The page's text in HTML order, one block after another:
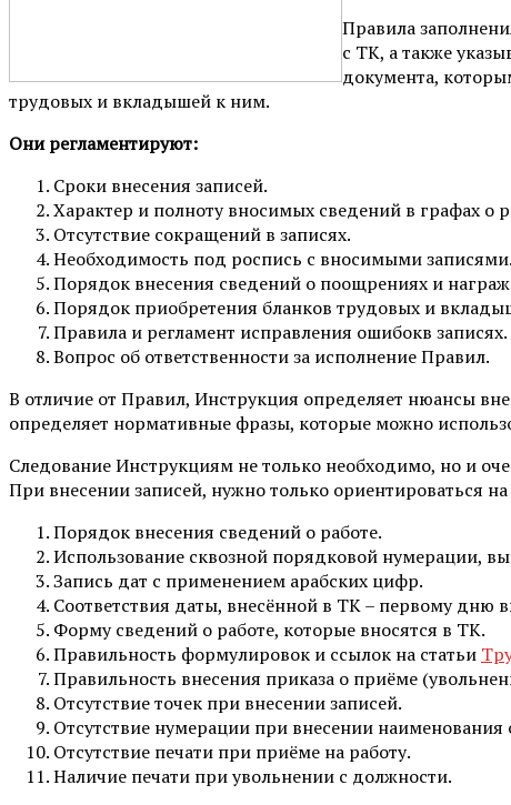
Правила
с ТК, а также
документа,
трудовых и вкладышей к ним.
Они регламентируют:
Сроки внесения записей.
Характер и полноту вносимых сведений в графах о
Отсутствие сокращений в записях.
Необходимость под роспись с вносимыми записями.
Порядок внесения сведений о поощрениях и
Порядок приобретения бланков трудовых и
Правила и регламент исправления ошибокв записях.
Вопрос об ответственности за исполнение Правил.
В отличие от Правил, Инструкция определяет нюансы
определяет нормативные фразы, которые можно
Следование Инструкциям не только необходимо, но и
При внесении записей, нужно только ориентироваться на
Порядок внесения сведений о работе.
Использование сквозной порядковой нумерации,
Запись дат с применением арабских цифр.
Соответствия даты, внесённой в ТК – первому дню
Форму сведений о работе, которые вносятся в ТК.
Правильность формулировок и ссылок на статьи
Правильность внесения приказа о приёме
Отсутствие точек при внесении записей.
Отсутствие нумерации при внесении наименования
Отсутствие печати при приёме на работу.
Наличие печати при увольнении с должности.